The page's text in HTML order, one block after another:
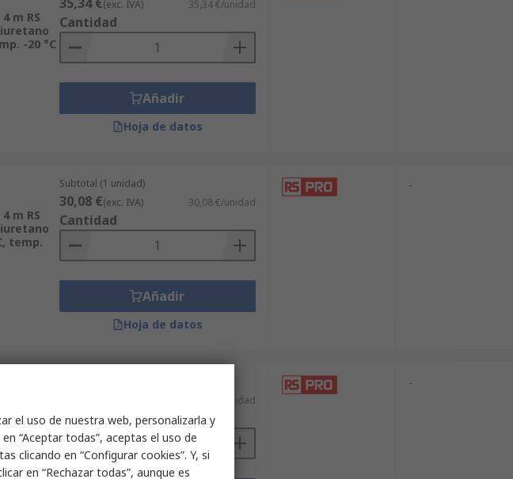
m RS
-20 °C
(exc. IVA) 35,34 €/unidad
Cantidad
Añadir
Hoja de datos
m RS
temp.
Subtotal (1 unidad)
30,08 €(exc. IVA) 30,08 €/unidad
Cantidad
Añadir
Hoja de datos
-
m RS
-20 °C
83,48 €/unidad
Cantidad
-
el uso de nuestra web, personalizarla y
“Aceptar todas”, aceptas el uso de
clicando en “Configurar cookies”. Y, si
en “Rechazar todas”, aunque es